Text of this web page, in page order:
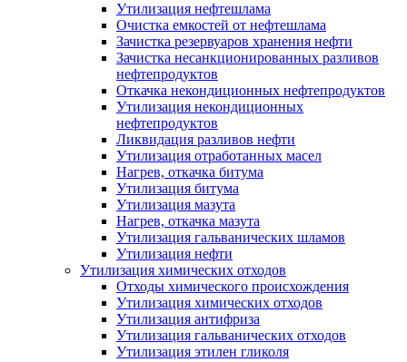
Утилизация нефтешлама
Очистка емкостей от нефтешлама
Зачистка резервуаров хранения нефти
Зачистка несанкционированных разливов
нефтепродуктов
Откачка некондиционных нефтепродуктов
Утилизация некондиционных
нефтепродуктов
Ликвидация разливов нефти
Утилизация отработанных масел
Нагрев, откачка битума
Утилизация битума
Утилизация мазута
Нагрев, откачка мазута
Утилизация гальванических шламов
Утилизация нефти
Утилизация химических отходов
Отходы химического происхождения
Утилизация химических отходов
Утилизация антифриза
Утилизация гальванических отходов
Утилизация этилен гликоля